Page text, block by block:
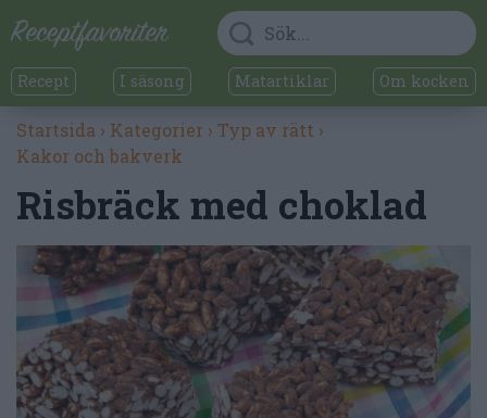
Recept I säsong Matartiklar Om kocken
Startsida › Kategorier › Typ av rätt ›
Kakor och bakverk
Risbräck med choklad